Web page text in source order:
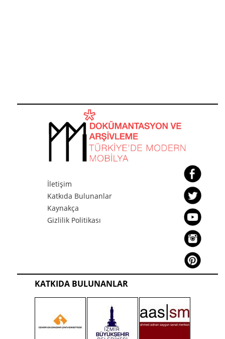
İletişim
Katkıda Bulunanlar
Kaynakça
Gizlilik Politikası
KATKIDA BULUNANLAR